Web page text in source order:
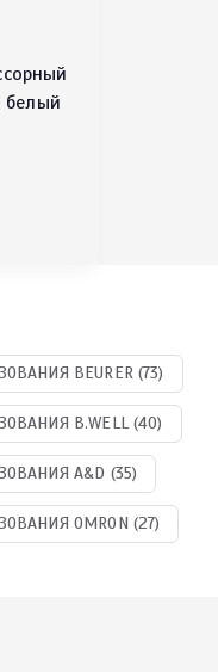
белый
BEURER (73)
B.WELL (40)
A&D (35)
OMRON (27)